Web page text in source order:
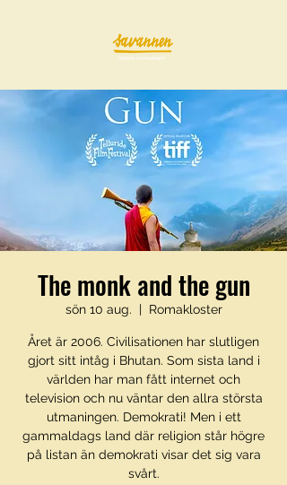
The monk and the gun
sön 10 aug.
  |
Romakloster
Året är 2006. Civilisationen har slutligen
gjort sitt intåg i Bhutan. Som sista land i
världen har man fått internet och
television och nu väntar den allra största
utmaningen. Demokrati! Men i ett
gammaldags land där religion står högre
på listan än demokrati visar det sig vara
svårt.